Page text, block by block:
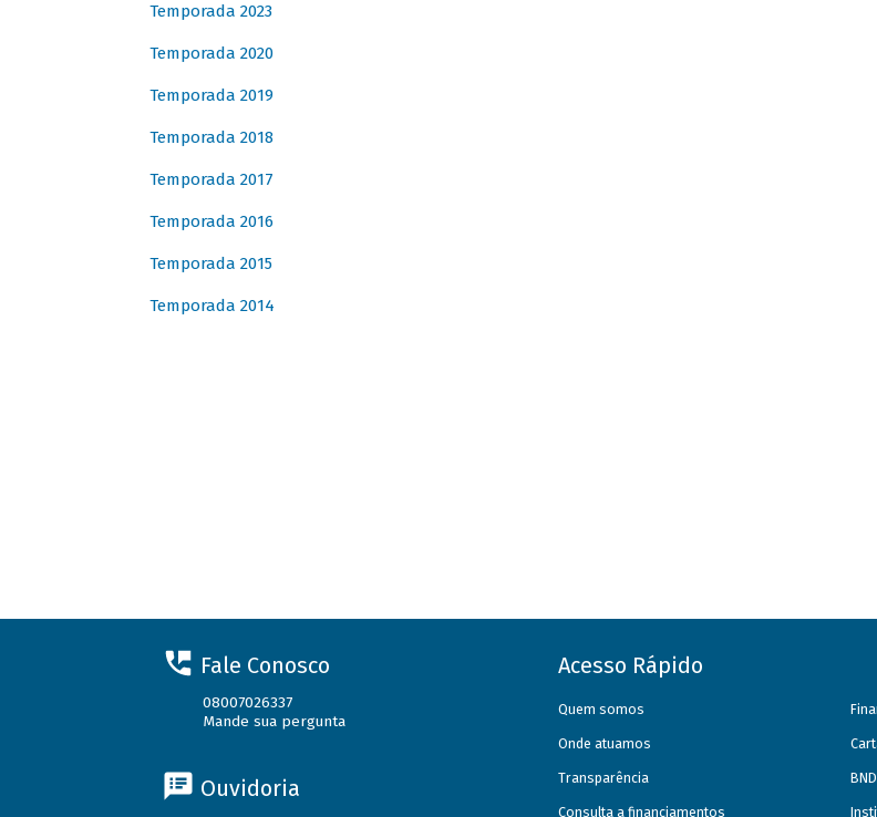
Temporada 2023
Temporada 2020
Temporada 2019
Temporada 2018
Temporada 2017
Temporada 2016
Temporada 2015
Temporada 2014
Fale Conosco
08007026337
Mande sua pergunta
Ouvidoria
Acesso Rápido
Quem somos
Onde atuamos
Transparência
Consulta a financiamentos